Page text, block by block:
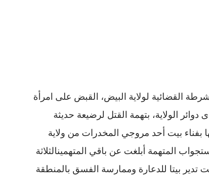
القضائية لولاية البيض، القبض على امرأة
من إحدى دوائر الولاية، بتهمة القتل لرضيعة حديثة
بفناء بيت أحد مروجي المخدرات من ولاية
المتهمة أبلغت عن باقي المتهمينالثلاثة
تدير بيتا للدعارة وممارسة الفسق بالمنطقة